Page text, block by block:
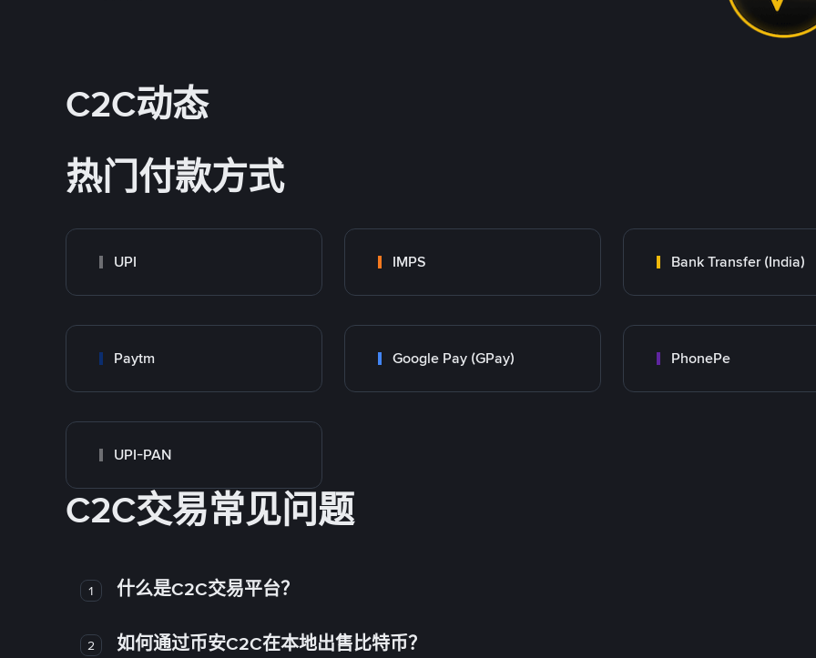
C2C动态
热门付款方式
UPI IMPS Bank Transfer (India)
Paytm Google Pay (GPay) PhonePe
UPI-PAN
C2C交易常见问题
1 什么是C2C交易平台？
2 如何通过币安C2C在本地出售比特币？